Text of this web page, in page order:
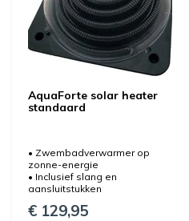
AquaForte solar heater
standaard
• Zwembadverwarmer op
zonne-energie
• Inclusief slang en
aansluitstukken
€ 129,95